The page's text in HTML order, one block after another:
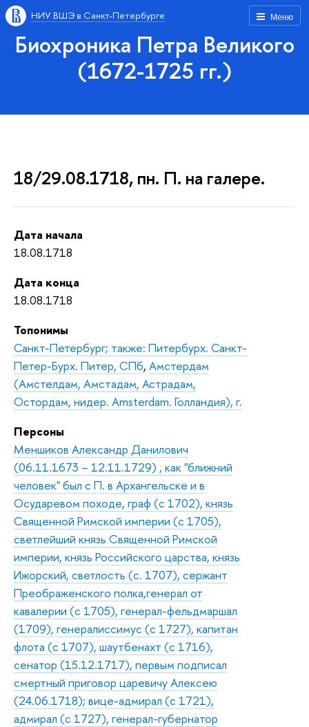
Меню
НИУ ВШЭ в Санкт-Петербурге
Биохроника Петра Великого
(1672-1725 гг.)
18/29.08.1718, пн. П. на галере.
Дата начала
18.08.1718
Дата конца
18.08.1718
Топонимы
Санкт-Петербург; также: Питербурх. Санкт-
Петер-Бурх. Питер, СПб, Амстердам
(Амстелдам, Амстадам, Астрадам,
Остордам, нидер. Amsterdam. Голландия), г.
Персоны
Меншиков Александр Данилович
(06.11.1673 – 12.11.1729) , как "ближний
человек" был с П. в Архангельске и в
Осударевом походе, граф (с 1702), князь
Священной Римской империи (с 1705),
светлейший князь Священной Римской
империи, князь Российского царства, князь
Ижорский, светлость (с. 1707), сержант
Преображенского полка,генерал от
кавалерии (с 1705), генерал-фельдмаршал
(1709), генералиссимус (с 1727), капитан
флота (с 1707), шаутбенахт (с 1716),
сенатор (15.12.1717), первым подписал
смертный приговор царевичу Алексею
(24.06.1718); вице-адмирал (с 1721),
адмирал (с 1727), генерал-губернатор